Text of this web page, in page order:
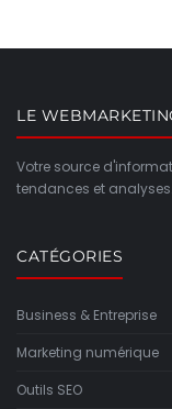
LE
Votre source
tendances et analyses.
CATÉGORIES
Business & Entreprise
Marketing numérique
Outils SEO